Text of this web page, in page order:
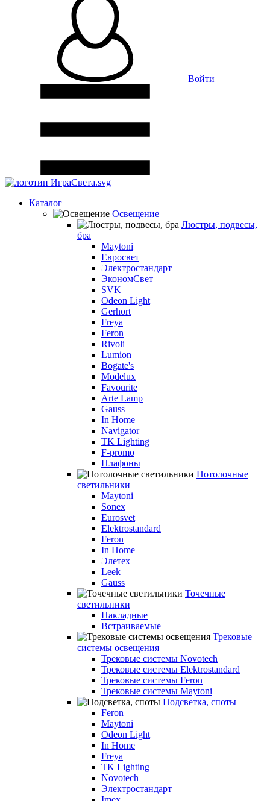
Войти
Каталог
Освещение
Люстры, подвесы,
бра
Maytoni
Евросвет
Электростандарт
ЭкономСвет
SVK
Odeon Light
Gerhort
Freya
Feron
Rivoli
Lumion
Bogate's
Modelux
Favourite
Arte Lamp
Gauss
In Home
Navigator
TK Lighting
F-promo
Плафоны
Потолочные
светильники
Maytoni
Sonex
Eurosvet
Elektrostandard
Feron
In Home
Элетех
Leek
Gauss
Точечные
светильники
Накладные
Встраиваемые
Трековые
системы освещения
Трековые системы Novotech
Трековые системы Elektrostandard
Трековые системы Feron
Трековые системы Maytoni
Подсветка, споты
Feron
Maytoni
Odeon Light
In Home
Freya
TK Lighting
Novotech
Электростандарт